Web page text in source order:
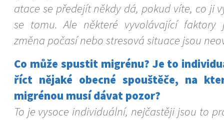
atace se předejít někdy dá, pokud víte, co ji
se tomu. Ale některé vyvolávající faktory
změna počasí nebo stresová situace jsou
Co může spustit migrénu? Je to
říct nějaké obecné spouštěče, na
migrénou musí dávat pozor?
To je vysoce individuální, nejčastěji jsou to